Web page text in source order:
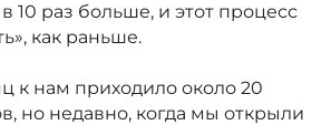
10 раз больше, и этот процесс
как раньше.
к нам приходило около 20
но недавно, когда мы открыли